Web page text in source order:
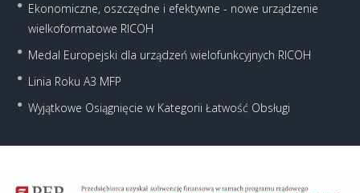
Ekonomiczne, oszczędne i efektywne - nowe urządzenie
wielkoformatowe RICOH
Medal Europejski dla urządzeń wielofunkcyjnych RICOH
Linia Roku A3 MFP
Wyjątkowe Osiągnięcie w Kategorii Łatwość Obsługi